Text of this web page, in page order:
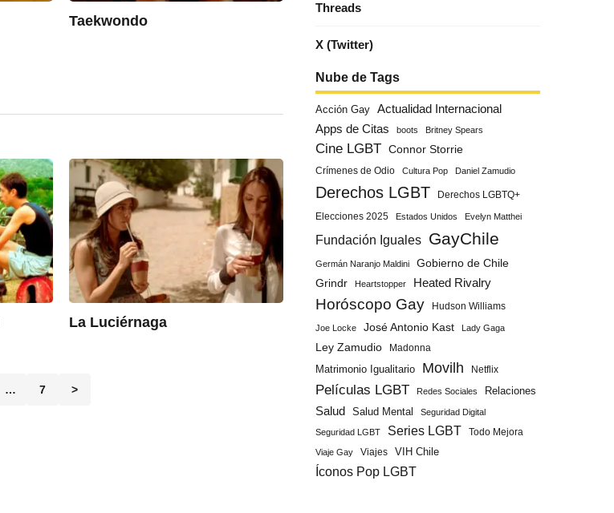
Taekwondo
La Luciérnaga
… 7 >
Threads
X (Twitter)
Nube de Tags
Acción Gay
Actualidad Internacional
Apps de Citas
boots Britney Spears
Cine LGBT Connor Storrie
Crímenes de Odio Cultura Pop Daniel Zamudio
Derechos LGBT
Derechos LGBTQ+
Elecciones 2025
Estados Unidos Evelyn Matthei
Fundación Iguales GayChile
Germán Naranjo Maldini
Gobierno de Chile
Grindr
Heartstopper Heated Rivalry
Horóscopo Gay Hudson Williams
Joe Locke José Antonio Kast Lady Gaga
Ley Zamudio Madonna
Matrimonio Igualitario Movilh Netflix
Películas LGBT Redes Sociales Relaciones
Salud Salud Mental Seguridad Digital
Seguridad LGBT Series LGBT Todo Mejora
Viaje Gay Viajes VIH Chile
Íconos Pop LGBT